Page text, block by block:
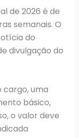
de 2026 é de
semanais. O
do
divulgação do
cargo, uma
básico,
o valor deve